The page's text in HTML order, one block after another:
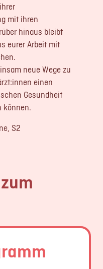
mit ihren
hinaus bleibt
eurer Arbeit mit
neue Wege zu
einen
Gesundheit
können.
S2